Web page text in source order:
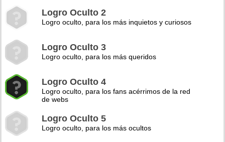
Logro Oculto 2
Logro oculto, para los más inquietos y curiosos
Logro Oculto 3
Logro oculto, para los más queridos
Logro Oculto 4
Logro oculto, para los fans acérrimos de la red
de webs
Logro Oculto 5
Logro oculto, para los más ocultos